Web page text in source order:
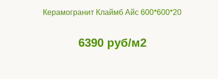
Керамогранит Клаймб Айс 600*600*20
6390 руб/м2